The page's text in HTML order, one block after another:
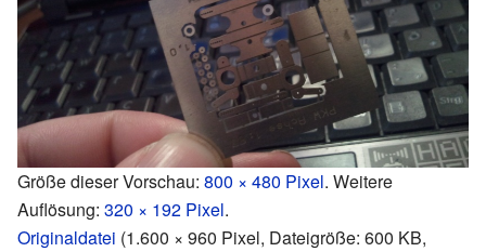
Größe dieser Vorschau: 800 × 480 Pixel. Weitere
Auflösung: 320 × 192 Pixel.
Originaldatei (1.600 × 960 Pixel, Dateigröße: 600 KB,